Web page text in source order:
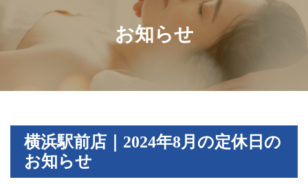
お知らせ
横浜駅前店｜2024年8月の定休日の
お知らせ